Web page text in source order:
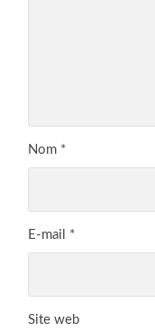
Nom *
E-mail *
Site web